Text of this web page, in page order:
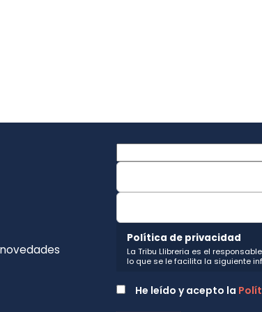
Política de privacidad
La Tribu Llibreria es el
lo que se le facilita la siguiente
nuestros servicios y productos
Igualmente utilizaremos sus
He leído y acepto la